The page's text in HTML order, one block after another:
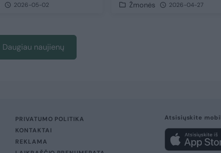
2026-05-02 Žmonės 2026-04-27
Daugiau naujienų
PRIVATUMO POLITIKA
KONTAKTAI
REKLAMA
Atsisiųskite